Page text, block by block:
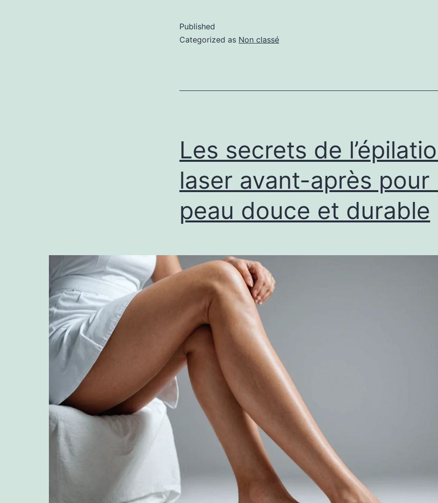
Published
Categorized as Non classé
Les secrets de
laser avant-après pour
peau douce et durable